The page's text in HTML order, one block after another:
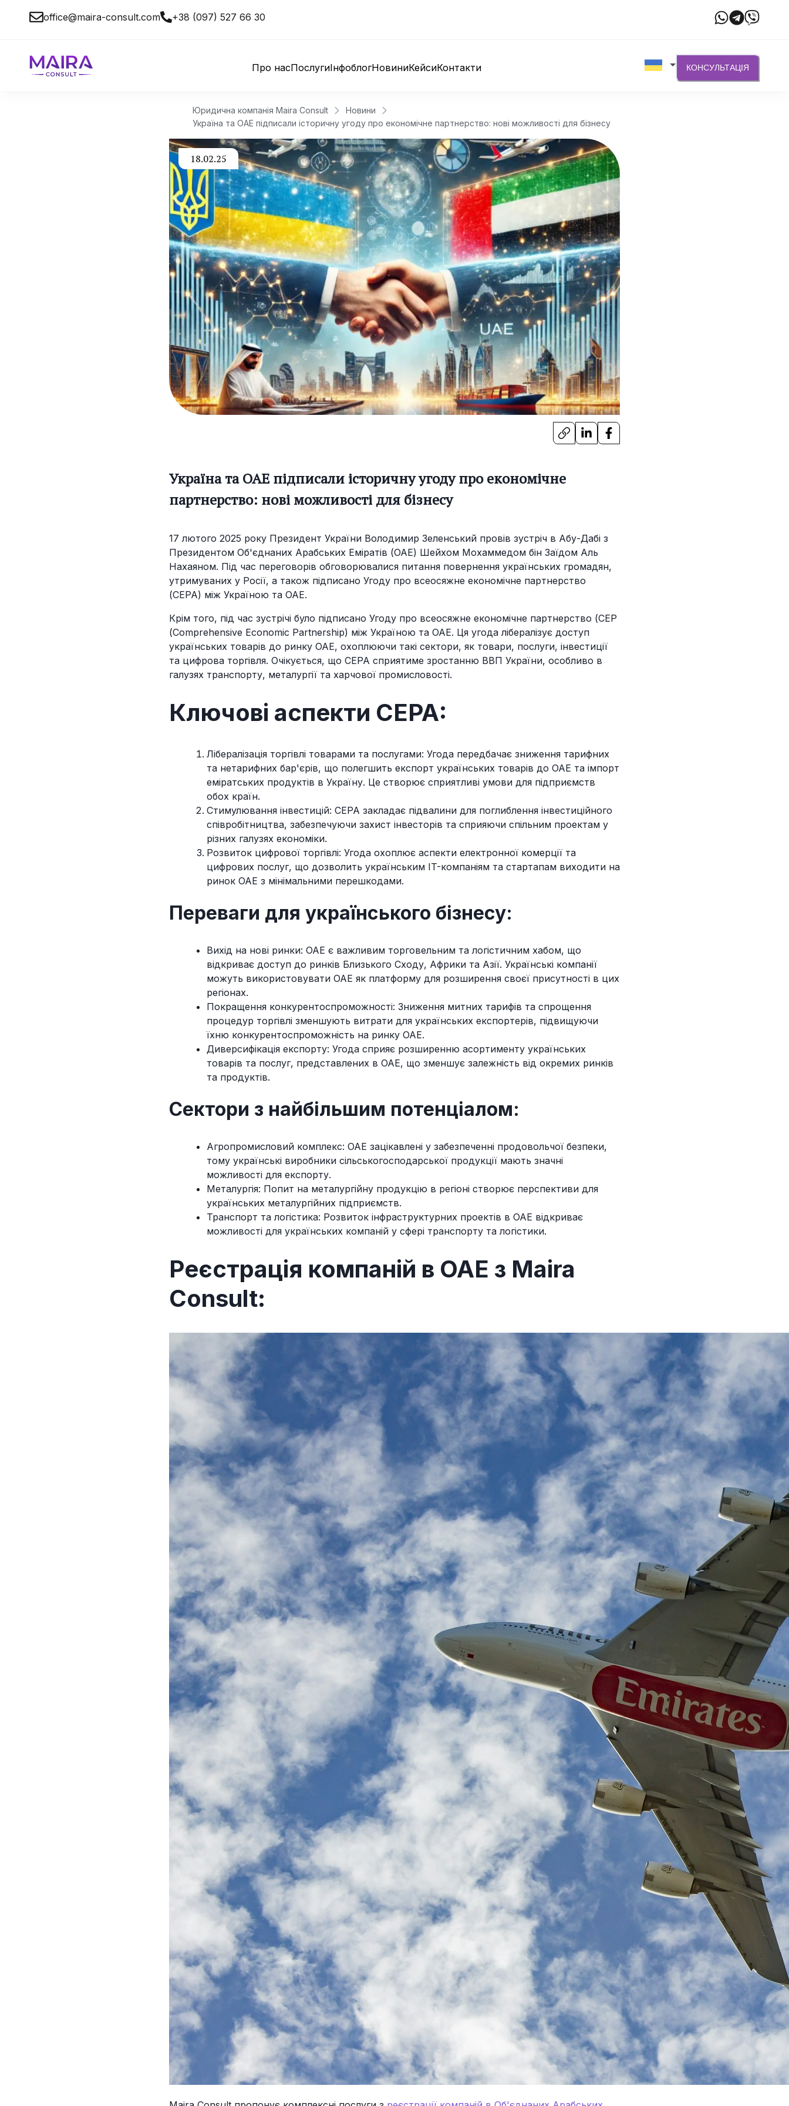
Юридична компанія Maira Consult
Новини
Україна та ОАЕ підписали історичну угоду про економічне партнерство: нові можливості для бізнесу
18.02.25
Україна та ОАЕ підписали історичну угоду про економічне
партнерство: нові можливості для бізнесу
17 лютого 2025 року Президент України Володимир Зеленський провів зустріч в Абу-Дабі з
Президентом Об'єднаних Арабських Еміратів (ОАЕ) Шейхом Мохаммедом бін Заїдом Аль
Нахаяном. Під час переговорів обговорювалися питання повернення українських громадян,
утримуваних у Росії, а також підписано Угоду про всеосяжне економічне партнерство
(CEPA) між Україною та ОАЕ.
Крім того, під час зустрічі було підписано Угоду про всеосяжне економічне партнерство (СЕР
(Comprehensive Economic Partnership) між Україною та ОАЕ. Ця угода лібералізує доступ
українських товарів до ринку ОАЕ, охоплюючи такі сектори, як товари, послуги, інвестиції
та цифрова торгівля. Очікується, що CEPA сприятиме зростанню ВВП України, особливо в
галузях транспорту, металургії та харчової промисловості.
Ключові аспекти CEPA:
Лібералізація торгівлі товарами та послугами: Угода передбачає зниження тарифних
та нетарифних бар'єрів, що полегшить експорт українських товарів до ОАЕ та імпорт
еміратських продуктів в Україну. Це створює сприятливі умови для підприємств
обох країн.
Стимулювання інвестицій: CEPA закладає підвалини для поглиблення інвестиційного
співробітництва, забезпечуючи захист інвесторів та сприяючи спільним проектам у
різних галузях економіки.
Розвиток цифрової торгівлі: Угода охоплює аспекти електронної комерції та
цифрових послуг, що дозволить українським IT-компаніям та стартапам виходити на
ринок ОАЕ з мінімальними перешкодами.
Переваги для українського бізнесу:
Вихід на нові ринки: ОАЕ є важливим торговельним та логістичним хабом, що
відкриває доступ до ринків Близького Сходу, Африки та Азії. Українські компанії
можуть використовувати ОАЕ як платформу для розширення своєї присутності в цих
регіонах.
Покращення конкурентоспроможності: Зниження митних тарифів та спрощення
процедур торгівлі зменшують витрати для українських експортерів, підвищуючи
їхню конкурентоспроможність на ринку ОАЕ.
Диверсифікація експорту: Угода сприяє розширенню асортименту українських
товарів та послуг, представлених в ОАЕ, що зменшує залежність від окремих ринків
та продуктів.
Сектори з найбільшим потенціалом:
Агропромисловий комплекс: ОАЕ зацікавлені у забезпеченні продовольчої безпеки,
тому українські виробники сільськогосподарської продукції мають значні
можливості для експорту.
Металургія: Попит на металургійну продукцію в регіоні створює перспективи для
українських металургійних підприємств.
Транспорт та логістика: Розвиток інфраструктурних проектів в ОАЕ відкриває
можливості для українських компаній у сфері транспорту та логістики.
Реєстрація компаній в ОАЕ з Maira
Consult:
office@maira-consult.com +38 (097) 527 66 30
Про насПослугиІнфоблогНовиниКейсиКонтакти КОНСУЛЬТАЦІЯ